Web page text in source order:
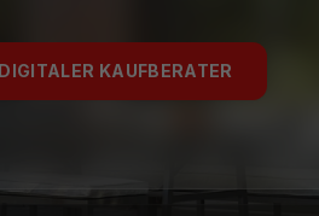
DIGITALER KAUFBERATER